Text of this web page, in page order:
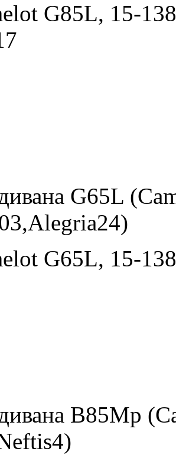
G85L, 15-
G65L
G65L, 15-
B85Mp